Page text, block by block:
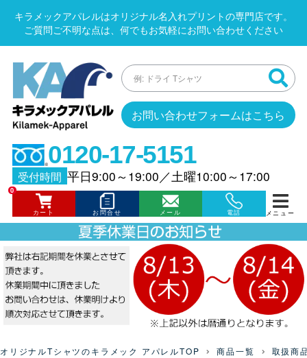
キラメックアパレルはオリジナル名入れプリントの専門店です。
ご質問ご不明な点は、何でもお気軽にお問い合わせください
お問い合わせフォームはこちら
0120-17-5151
受付時間 平日9:00～19:00／土曜10:00～17:00
カート
0
お問合せ メール 電話 メニュー
オリジナルTシャツのキラメック アパレルTOP 商品一覧 取扱商